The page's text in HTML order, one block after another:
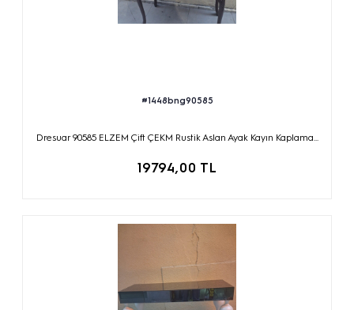
#1448bng90585
Dresuar 90585 ELZEM Çift ÇEKM Rustik Aslan Ayak Kayın Kaplama...
19794,00 TL